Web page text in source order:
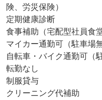
険、労災保険）
定期健康診断
食事補助（宅配型社員食
マイカー通勤可（駐車場無
自転車・バイク通勤可（
転勤なし
制服貸与
クリーニング代補助